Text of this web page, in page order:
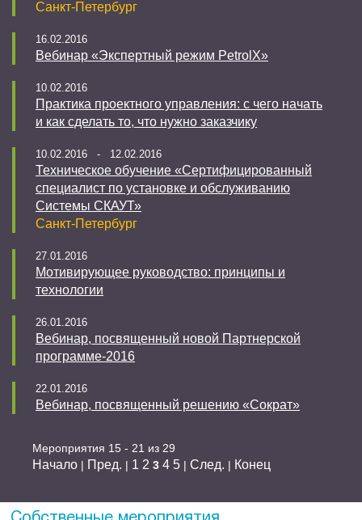
Санкт-Петербург
16.02.2016
Вебинар «Экспертный режим PetrolX»
10.02.2016
Практика проектного управления: с чего начать
и как сделать то, что нужно заказчику
10.02.2016 - 12.02.2016
Техническое обучение «Сертифицированный
специалист по установке и обслуживанию
Системы СКАУТ»
Санкт-Петербург
27.01.2016
Мотивирующее руководство: принципы и
технологии
26.01.2016
Вебинар, посвященный новой Партнерской
программе-2016
22.01.2016
Вебинар, посвященный решению «Сократ»
Мероприятия 15 - 21 из 29
Начало | Пред. | 1 2 3 4 5 | След. | Конец